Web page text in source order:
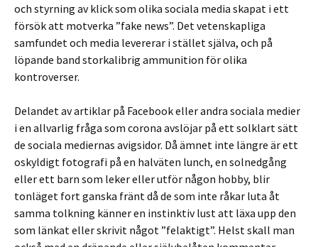
och styrning av klick som olika sociala media skapat i ett
försök att motverka ”fake news”. Det vetenskapliga
samfundet och media levererar i stället själva, och på
löpande band storkalibrig ammunition för olika
kontroverser.
Delandet av artiklar på Facebook eller andra sociala medier
i en allvarlig fråga som corona avslöjar på ett solklart sätt
de sociala mediernas avigsidor. Då ämnet inte längre är ett
oskyldigt fotografi på en halväten lunch, en solnedgång
eller ett barn som leker eller utför någon hobby, blir
tonläget fort ganska fränt då de som inte råkar luta åt
samma tolkning känner en instinktiv lust att läxa upp den
som länkat eller skrivit något ”felaktigt”. Helst skall man